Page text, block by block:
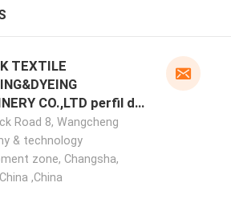
TEXTILE
CO.,LTD perfil del
Road 8, Wangcheng
& technology
zone, Changsha,
,China